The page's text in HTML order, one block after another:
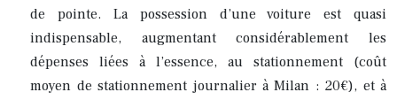
de pointe. La possession d’une voiture est quasi
indispensable, augmentant considérablement les
dépenses liées à l’essence, au stationnement (coût
moyen de stationnement journalier à Milan : 20€), et à